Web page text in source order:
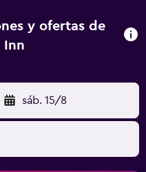
por la web gracias a
Los servicios para las
y ofertas de
Inn
sáb. 15/8